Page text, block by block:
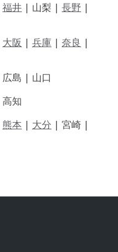
福井 | 山梨 | 長野 |
大阪 | 兵庫 | 奈良 |
広島 | 山口
高知
熊本 | 大分 | 宮崎 |